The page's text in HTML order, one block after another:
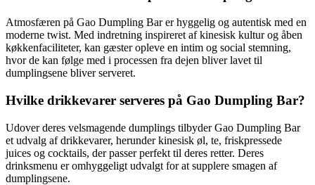
Atmosfæren på Gao Dumpling Bar er hyggelig og autentisk med en
moderne twist. Med indretning inspireret af kinesisk kultur og åben
køkkenfaciliteter, kan gæster opleve en intim og social stemning,
hvor de kan følge med i processen fra dejen bliver lavet til
dumplingsene bliver serveret.
Hvilke drikkevarer serveres på Gao Dumpling Bar?
Udover deres velsmagende dumplings tilbyder Gao Dumpling Bar
et udvalg af drikkevarer, herunder kinesisk øl, te, friskpressede
juices og cocktails, der passer perfekt til deres retter. Deres
drinksmenu er omhyggeligt udvalgt for at supplere smagen af
dumplingsene.